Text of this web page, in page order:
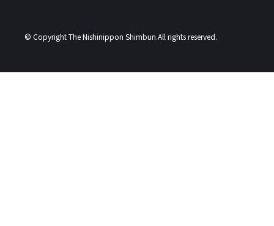
© Copyright The Nishinippon Shimbun.All rights reserved.